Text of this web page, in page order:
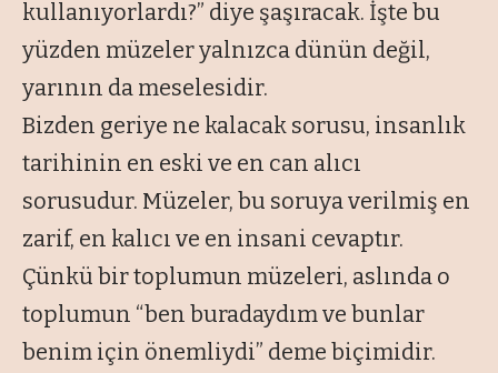
kullanıyorlardı?” diye şaşıracak. İşte bu
yüzden müzeler yalnızca dünün değil,
yarının da meselesidir.
Bizden geriye ne kalacak sorusu, insanlık
tarihinin en eski ve en can alıcı
sorusudur. Müzeler, bu soruya verilmiş en
zarif, en kalıcı ve en insani cevaptır.
Çünkü bir toplumun müzeleri, aslında o
toplumun “ben buradaydım ve bunlar
benim için önemliydi” deme biçimidir.